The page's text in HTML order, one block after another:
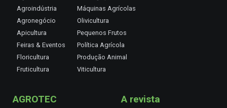
Agroindústria
Agronegócio
Apicultura
Feiras & Eventos
Floricultura
Fruticultura
Máquinas Agrícolas
Olivicultura
Pequenos Frutos
Política Agrícola
Produção Animal
Viticultura
AGROTEC A revista